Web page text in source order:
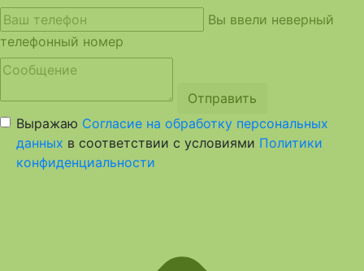
Вы ввели неверный
телефонный номер
Отправить
Выражаю Согласие на обработку персональных
данных в соответствии с условиями Политики
конфиденциальности